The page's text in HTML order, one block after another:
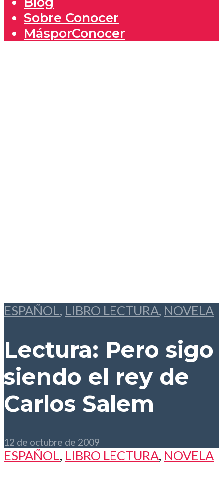
Sobre Conocer
MásporConocer
ESPAÑOL, LIBRO LECTURA, NOVELA
Lectura: Pero sigo
siendo el rey de
Carlos Salem
12 de octubre de 2009
ESPAÑOL , LIBRO LECTURA, NOVELA